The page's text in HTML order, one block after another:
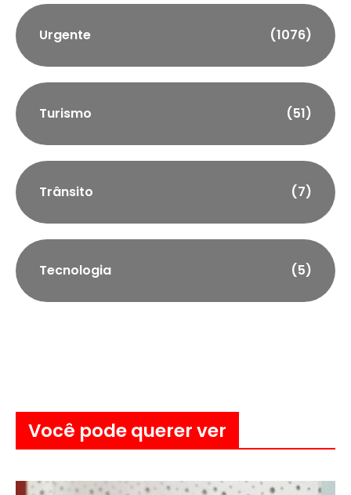
Urgente (1076)
Turismo (51)
Trânsito (7)
Tecnologia (5)
Você pode querer ver